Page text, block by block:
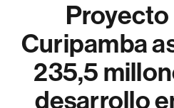
Curipamba
235,5
desarrollo